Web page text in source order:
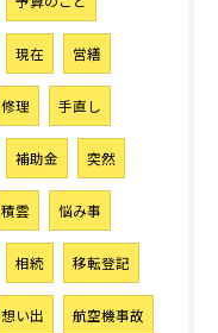
現在 営繕
修理 手直し
補助金 突然
積雲 悩み事
相続 移転登記
想い出 航空機事故